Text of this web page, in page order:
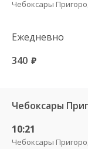
Чебоксары
Ежедневно
340 руб.
10:21
Чебоксары